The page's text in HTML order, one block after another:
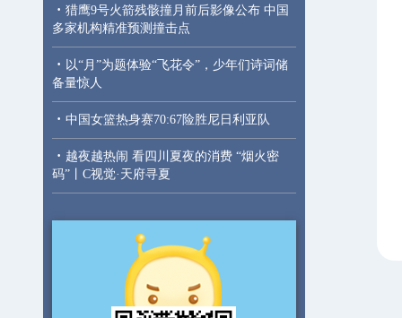
· 猎鹰9号火箭残骸撞月前后影像公布 中国
多家机构精准预测撞击点
· 以“月”为题体验“飞花令”，少年们诗词储
备量惊人
· 中国女篮热身赛70:67险胜尼日利亚队
· 越夜越热闹 看四川夏夜的消费 “烟火密
码”丨C视觉·天府寻夏